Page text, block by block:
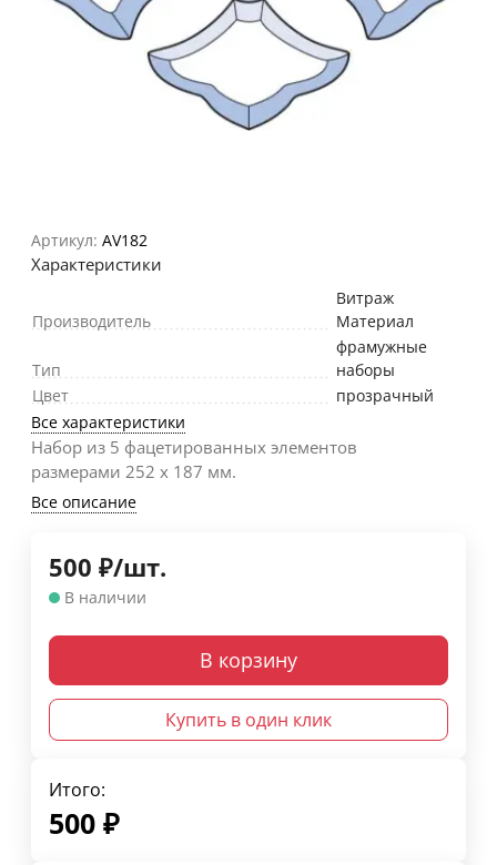
Артикул: AV182
Характеристики
Производитель
Витраж
Материал
Тип
фрамужные
наборы
Цвет
прозрачный
Все характеристики
Набор из 5 фацетированных элементов
размерами 252 х 187 мм.
Все описание
500 ₽/шт.
В наличии
В корзину
Купить в один клик
Итого:
500 ₽